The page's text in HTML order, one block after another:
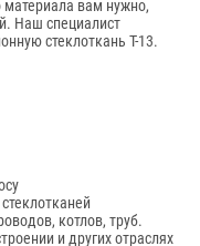
материала вам нужно,
Наш специалист
стеклоткань Т-13.
котлов, труб.
и других отраслях